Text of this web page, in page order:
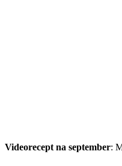
Videorecept na september: